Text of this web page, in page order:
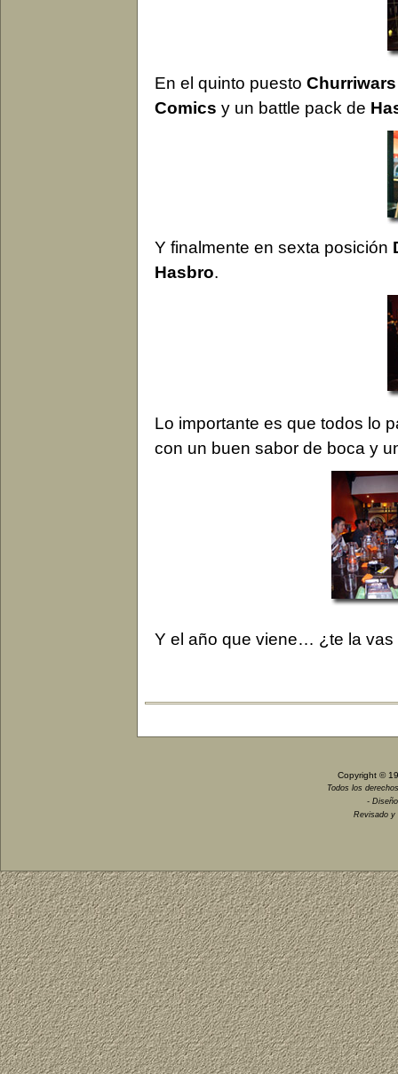
En el quinto puesto Churriwars
Comics y un battle pack de
Y finalmente en sexta posición
Hasbro.
Lo importante es que todos lo
con un buen sabor de boca y
Y el año que viene… ¿te la vas
Copyright ©
Todos los
-
Revisado y